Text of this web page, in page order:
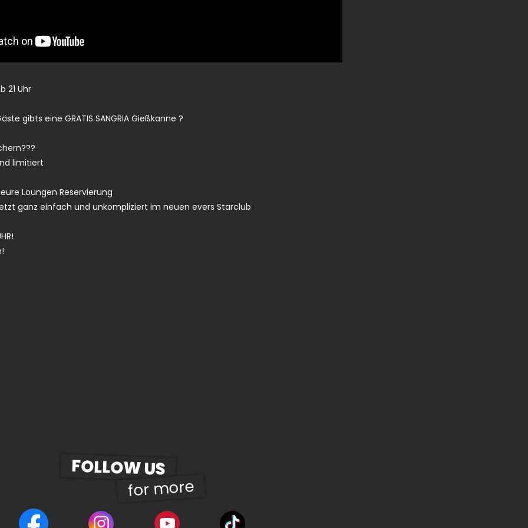
21 Uhr
gibts eine GRATIS SANGRIA Gießkanne ?
limitiert
Loungen Reservierung
ganz einfach und unkompliziert im neuen evers Starclub
FOLLOW US
for more